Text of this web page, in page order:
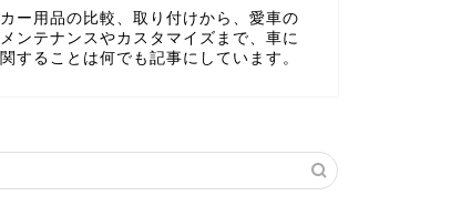
カー用品の比較、取り付けから、愛車の
メンテナンスやカスタマイズまで、車に
関することは何でも記事にしています。